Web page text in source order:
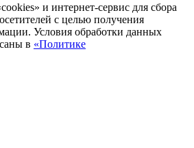
и интернет-сервис для сбора
с целью получения
Условия обработки данных
в «Политике